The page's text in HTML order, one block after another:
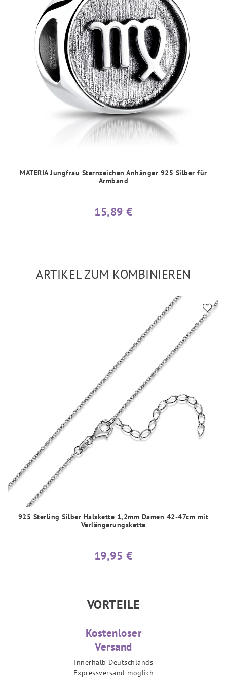
MATERIA Jungfrau Sternzeichen Anhänger 925 Silber für
Armband
15,89 €
ARTIKEL ZUM KOMBINIEREN
925 Sterling Silber Halskette 1,2mm Damen 42-47cm mit
Verlängerungskette
19,95 €
VORTEILE
Kostenloser
Versand
Innerhalb Deutschlands
Expressversand möglich